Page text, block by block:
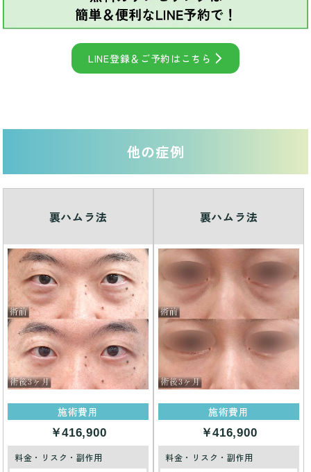
LINE登録＆ご予約はこちら
他の症例
裏ハムラ法
施術費用
￥416,900
料金・リスク・副作用
裏ハムラ法
施術費用
￥416,900
料金・リスク・副作用